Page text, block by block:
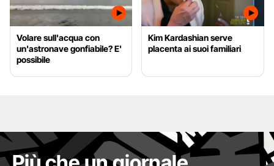
Volare sull'acqua con
un'astronave gonfiabile? E'
possibile
Kim Kardashian serve
placenta ai suoi familiari